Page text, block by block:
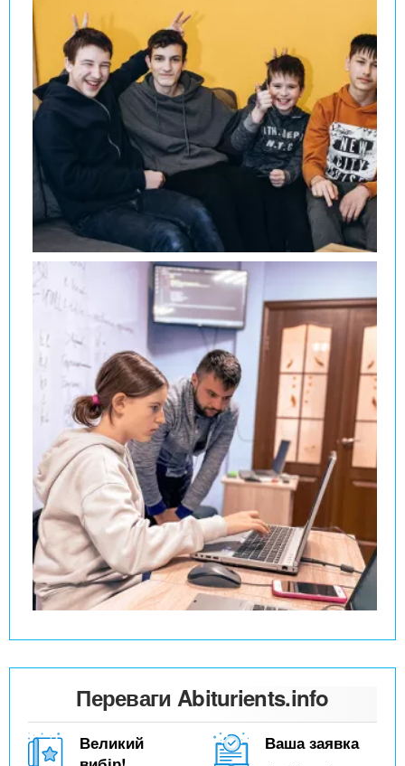
Переваги Abiturients.info
Великий
Ваша заявка